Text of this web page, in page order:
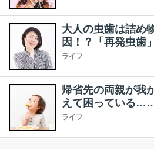
大人の虫歯は詰め
因！？「再発虫歯
ライフ
帰省先の両親が我
えて困っている
ライフ